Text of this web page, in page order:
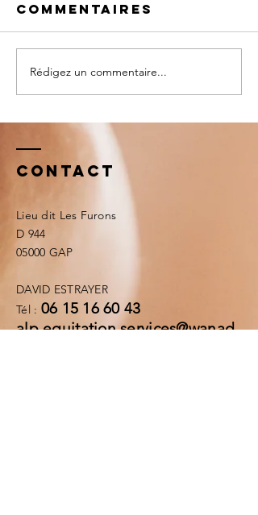
BALADE A
CHEVAL
Commentaires
Rédigez un commentaire...
Contact
Lieu dit Les Furons
D 944
05000 GAP
DAVID ESTRAYER
Tél : 06 15 16 60 43
alp.equitation.services@wanad